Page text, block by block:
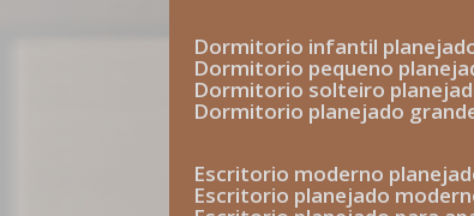
dormitorio infantil
dormitorio pequeno
dormitorio solteiro
dormitorio planejado
escritorio moderno
escritorio planejado